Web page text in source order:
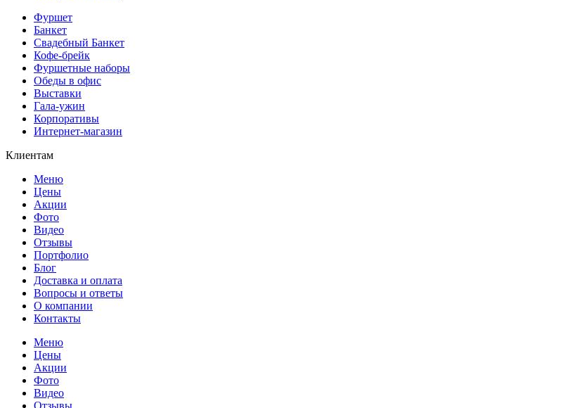
Фуршет
Банкет
Свадебный Банкет
Кофе-брейк
Фуршетные наборы
Обеды в офис
Выставки
Гала-ужин
Корпоративы
Интернет-магазин
Клиентам
Меню
Цены
Акции
Фото
Видео
Отзывы
Портфолио
Блог
Доставка и оплата
Вопросы и ответы
О компании
Контакты
Меню
Цены
Акции
Фото
Видео
Отзывы